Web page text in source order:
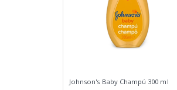
Johnson's Baby Champú 300 ml